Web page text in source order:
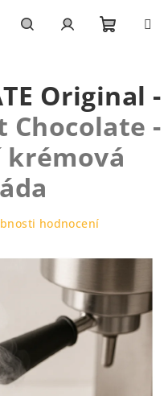
košík
Original -
Chocolate -
krémová
hodnocení